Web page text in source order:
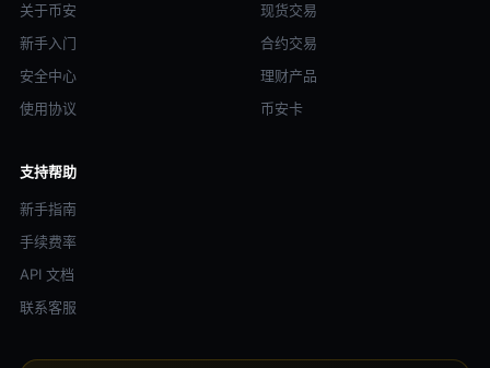
关于币安
新手入门
安全中心
使用协议
现货交易
合约交易
理财产品
币安卡
支持帮助
新手指南
手续费率
API 文档
联系客服